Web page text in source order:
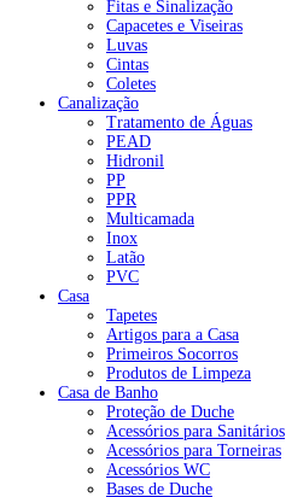
Fitas e Sinalização
Capacetes e Viseiras
Luvas
Cintas
Coletes
Canalização
Tratamento de Águas
PEAD
Hidronil
PP
PPR
Multicamada
Inox
Latão
PVC
Casa
Tapetes
Artigos para a Casa
Primeiros Socorros
Produtos de Limpeza
Casa de Banho
Proteção de Duche
Acessórios para Sanitários
Acessórios para Torneiras
Acessórios WC
Bases de Duche